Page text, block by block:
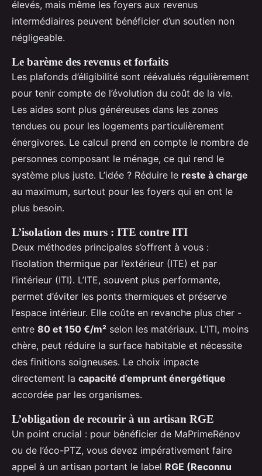
élevés, mais même les foyers aux revenus
intermédiaires peuvent bénéficier d’un soutien non
négligeable.
Le barème des revenus et forfaits
Les plafonds d’éligibilité sont réévalués régulièrement
pour tenir compte de l’évolution du coût de la vie.
Les aides sont plus généreuses dans les zones
tendues ou pour les logements particulièrement
énergivores. Le calcul prend en compte le nombre de
personnes composant le ménage, ce qui rend le
système plus juste. L’idée ? Réduire le reste à charge
au maximum, surtout pour les foyers qui en ont le
plus besoin.
L’isolation des murs : ITE contre ITI
Deux méthodes principales s’offrent à vous :
l’isolation thermique par l’extérieur (ITE) et par
l’intérieur (ITI). L’ITE, souvent plus performante,
permet d’éviter les ponts thermiques et préserve
l’espace intérieur. Elle coûte en revanche plus cher -
entre 80 et 150 €/m² selon les matériaux. L’ITI, moins
chère, peut réduire la surface habitable et nécessite
des finitions soigneuses. Le choix impacte
directement la capacité d’emprunt énergétique
accordée par les organismes.
L’obligation de recourir à un artisan RGE
Un point crucial : pour bénéficier de MaPrimeRénov
ou de l’éco-PTZ, vous devez impérativement faire
appel à un artisan portant le label RGE (Reconnu